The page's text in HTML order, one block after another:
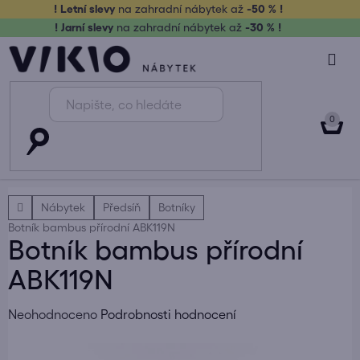
obsah
! Letní slevy na zahradní nábytek až-50 % !
! Jarní slevy na zahradní nábytek až -30 % !
DomůNábytek Předsíň
Botníky
Botník bambus přírodní ABK119N
Botník bambus přírodní
ABK119N
Průměrné
Neohodnoceno Podrobnosti hodnocení